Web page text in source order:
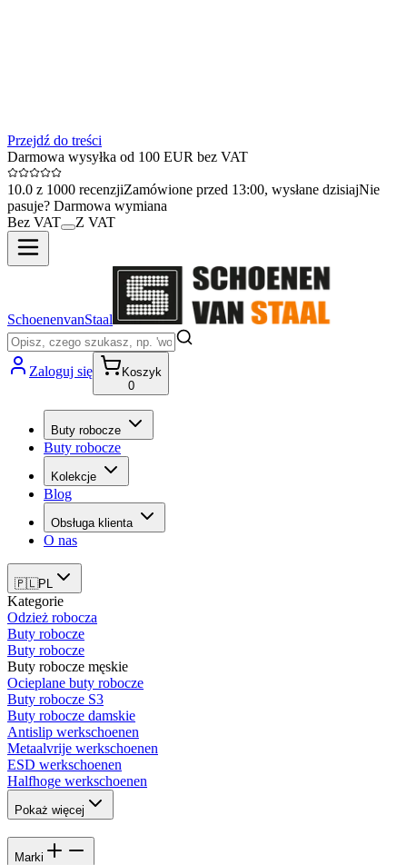
Przejdź do treści
Darmowa wysyłka od 100 EUR bez VAT
10.0 z 1000 recenzjiZamówione przed 13:00, wysłane dzisiajNie
pasuje? Darmowa wymiana
Bez VAT
Z VAT
SchoenenvanStaal
Zaloguj się
Koszyk
0
Buty robocze
Buty robocze
Kolekcje
Blog
Obsługa klienta
O nas
🇵🇱PL
Kategorie
Odzież robocza
Buty robocze
Buty robocze
Buty robocze męskie
Ocieplane buty robocze
Buty robocze S3
Buty robocze damskie
Antislip werkschoenen
Metaalvrije werkschoenen
ESD werkschoenen
Halfhoge werkschoenen
Pokaż więcej
Marki